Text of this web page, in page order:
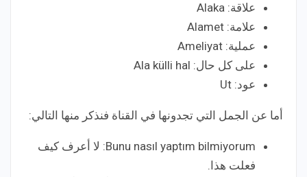
علاقة: Alaka
علامة: Alamet
عملية: Ameliyat
على كل حال: Ala külli hal
عود: Ut
أما عن الجمل التي تجدونها في القناة فنذكر منها التالي:
Bunu nasıl yaptım bilmiyorum: لا أعرف كيف
فعلت هذا.